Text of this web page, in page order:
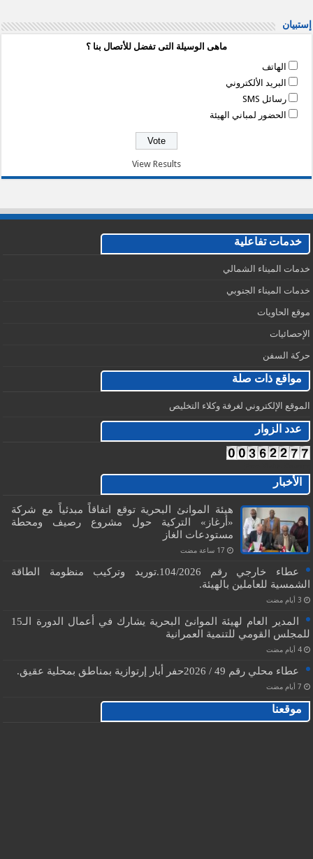
إستبيان
ماهى الوسيلة التى تفضل للأتصال بنا ؟
الهاتف
البريد الألكتروني
رسائل SMS
الحضور لمباني الهيئة
View Results
خدمات تفاعلية
خدمات الميناء الشمالي
خدمات الميناء الجنوبي
موقع الحاويات
الإحصائيات
حركة السفن
مواقع ذات صلة
الموقع الإلكتروني لغرفة وكلاء التخليص
عدد الزوار
الأخبار
هيئة الموانئ البحرية توقع اتفاقاً مبدئياً مع شركة
«أرغاز» التركية حول مشروع رصيف ومحطة
مستودعات الغاز
عطاء خارجي رقم 104/2026.توريد وتركيب منظومة الطاقة
الشمسية للعاملين بالهيئة.
المدير العام لهيئة الموانئ البحرية يشارك في أعمال الدورة الـ15
للمجلس القومي للتنمية العمرانية
‏4 أيام مضت
عطاء محلي رقم 49 / 2026حفر أبار إرتوازية بمناطق بمحلية عقيق.
موقعنا